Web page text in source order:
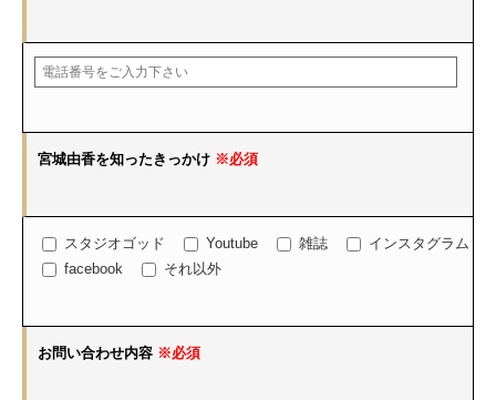
宮城由香を知ったきっかけ ※必須
スタジオゴッド Youtube 雑誌
インスタグラム
facebook
それ以外
お問い合わせ内容 ※必須